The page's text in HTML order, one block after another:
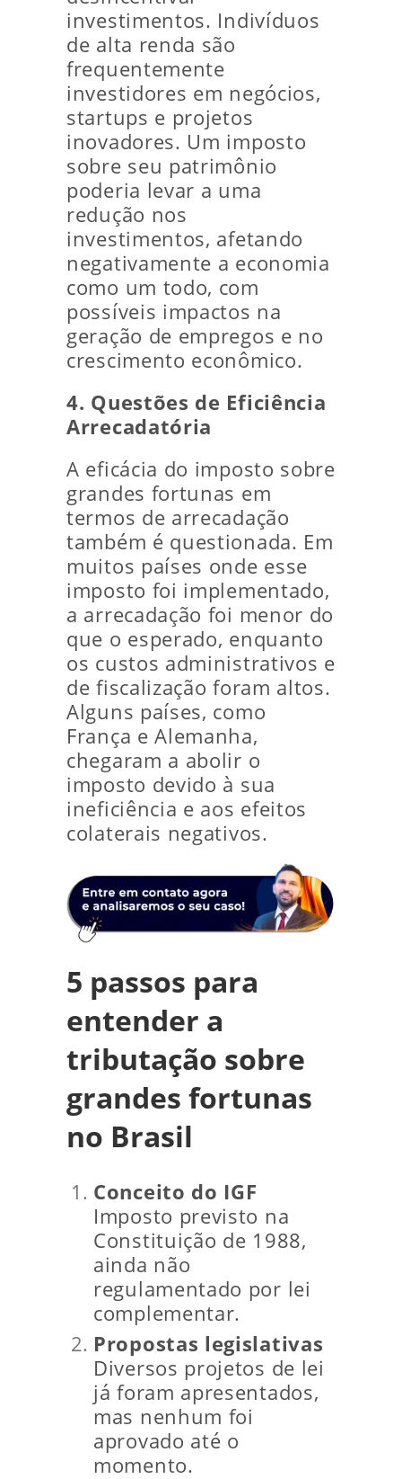
investimentos. Indivíduos
de alta renda são
frequentemente
investidores em negócios,
startups e projetos
inovadores. Um imposto
sobre seu patrimônio
poderia levar a uma
redução nos
investimentos, afetando
negativamente a economia
como um todo, com
possíveis impactos na
geração de empregos e no
crescimento econômico.
4. Questões de Eficiência
Arrecadatória
A eficácia do imposto sobre
grandes fortunas em
termos de arrecadação
também é questionada. Em
muitos países onde esse
imposto foi implementado,
a arrecadação foi menor do
que o esperado, enquanto
os custos administrativos e
de fiscalização foram altos.
Alguns países, como
França e Alemanha,
chegaram a abolir o
imposto devido à sua
ineficiência e aos efeitos
colaterais negativos.
5 passos para
entender a
tributação sobre
grandes fortunas
no Brasil
Conceito do IGF
Imposto previsto na
Constituição de 1988,
ainda não
regulamentado por lei
complementar.
Propostas legislativas
Diversos projetos de lei
já foram apresentados,
mas nenhum foi
aprovado até o
momento.